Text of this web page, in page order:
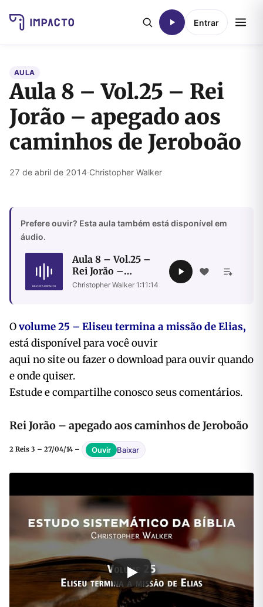
Entrar
AULA
Aula 8 – Vol.25 – Rei
Jorão – apegado aos
caminhos de Jeroboão
27 de abril de 2014·Christopher Walker
Prefere ouvir? Esta aula também está disponível em
áudio.
Aula 8 – Vol.25 –
Rei Jorão –
apegado aos
Christopher Walker 1:11:14
Ovolume 25 – Eliseu termina a missão de Elias,
está disponível para você ouvir
aqui no site ou fazer o download para ouvir quando
e onde quiser.
Estude e compartilhe conosco seus comentários.
Rei Jorão – apegado aos caminhos de Jeroboão
2 Reis 3 – 27/04/14 – Ouvir Baixar